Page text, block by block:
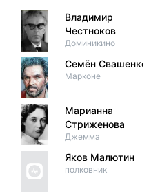
Владимир
Честноков
Доминикино
Семён Свашенко
Марконе
Марианна
Стриженова
Джемма
Яков Малютин
полковник